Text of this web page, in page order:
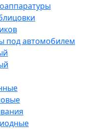
под автомобилем